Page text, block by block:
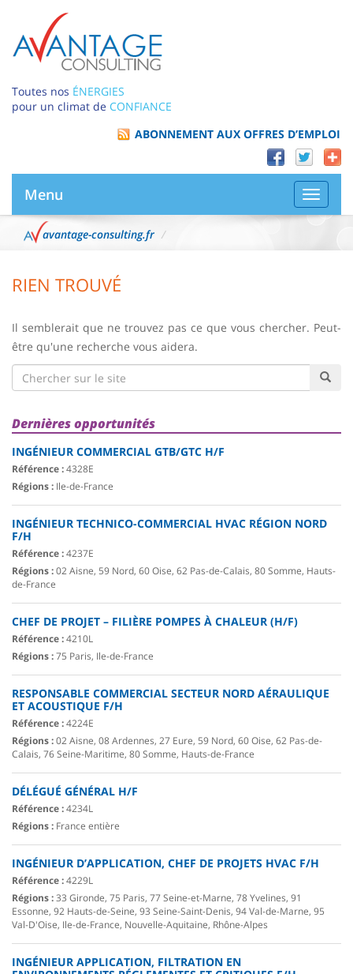
Toutes nos ÉNERGIES
pour un climat de CONFIANCE
ABONNEMENT AUX OFFRES D’EMPLOI
la
Menu
avantage-consulting.fr
RIEN TROUVÉ
Il semblerait que ne trouvez pas ce que vous chercher. Peut-
être qu'une recherche vous aidera.
Dernières opportunités
INGÉNIEUR COMMERCIAL GTB/GTC H/F
Référence :4328E
Régions : Ile-de-France
INGÉNIEUR TECHNICO-COMMERCIAL HVAC RÉGION NORD
F/H
Référence :4237E
Régions :02 Aisne, 59 Nord, 60 Oise, 62 Pas-de-Calais, 80 Somme, Hauts-
de-France
CHEF DE PROJET – FILIÈRE POMPES À CHALEUR (H/F)
Référence :4210L
Régions :75 Paris, Ile-de-France
RESPONSABLE COMMERCIAL SECTEUR NORD AÉRAULIQUE
ET ACOUSTIQUE F/H
Référence :4224E
Régions :02 Aisne, 08 Ardennes, 27 Eure, 59 Nord, 60 Oise, 62 Pas-de-
Calais, 76 Seine-Maritime, 80 Somme, Hauts-de-France
DÉLÉGUÉ GÉNÉRAL H/F
Référence :4234L
Régions : France entière
INGÉNIEUR D’APPLICATION, CHEF DE PROJETS HVAC F/H
Référence :4229L
Régions :33 Gironde, 75 Paris, 77 Seine-et-Marne, 78 Yvelines, 91
Essonne, 92 Hauts-de-Seine, 93 Seine-Saint-Denis, 94 Val-de-Marne, 95
Val-D'Oise, Ile-de-France, Nouvelle-Aquitaine, Rhône-Alpes
INGÉNIEUR APPLICATION, FILTRATION EN